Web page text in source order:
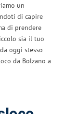
un
di capire
di prendere
sia il tuo
oggi stesso
da Bolzano a